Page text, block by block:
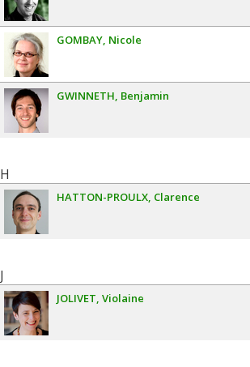
GOMBAY Nicole
GWINNETH Benjamin
H
HATTON-PROULX Clarence
J
JOLIVET Violaine